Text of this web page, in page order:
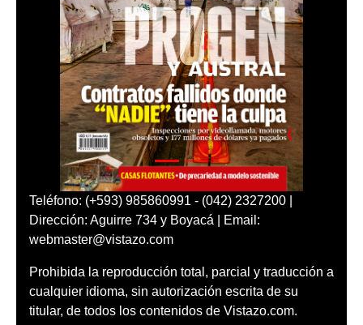
Teléfono: (+593) 985860991 - (042) 2327200 |
Dirección: Aguirre 734 y Boyacá | Email:
webmaster@vistazo.com
Prohibida la reproducción total, parcial y traducción a
cualquier idioma, sin autorización escrita de su
titular, de todos los contenidos de Vistazo.com.